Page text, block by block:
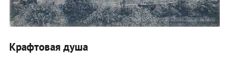
Крафтовая душа